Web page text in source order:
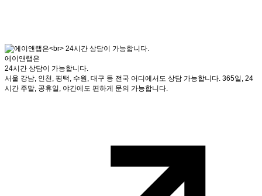
에이앤랩은
24시간 상담이 가능합니다.
서울 강남, 인천, 평택, 수원, 대구 등 전국 어디에서도 상담 가능합니다. 365일, 24
시간 주말, 공휴일, 야간에도 편하게 문의 가능합니다.